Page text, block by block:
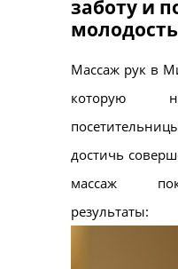
заботу и
Массаж рук в
которую
достичь
массаж
результаты: